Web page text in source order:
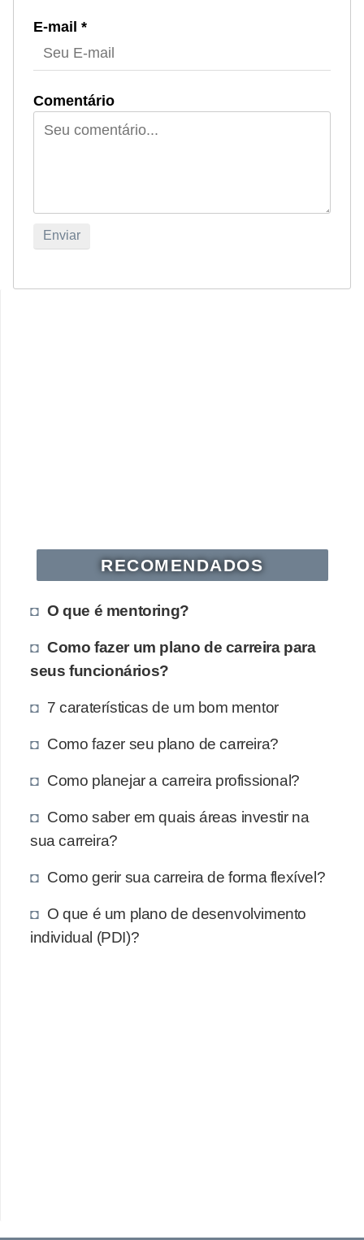
E-mail *
Comentário
RECOMENDADOS
O que é mentoring?
Como fazer um plano de carreira para
seus funcionários?
7 caraterísticas de um bom mentor
Como fazer seu plano de carreira?
Como planejar a carreira profissional?
Como saber em quais áreas investir na
sua carreira?
Como gerir sua carreira de forma flexível?
O que é um plano de desenvolvimento
individual (PDI)?